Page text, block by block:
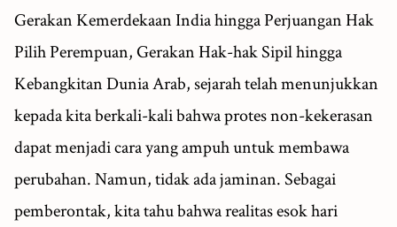
Gerakan Kemerdekaan India hingga Perjuangan Hak
Pilih Perempuan, Gerakan Hak-hak Sipil hingga
Kebangkitan Dunia Arab, sejarah telah menunjukkan
kepada kita berkali-kali bahwa protes non-kekerasan
dapat menjadi cara yang ampuh untuk membawa
perubahan. Namun, tidak ada jaminan. Sebagai
pemberontak, kita tahu bahwa realitas esok hari